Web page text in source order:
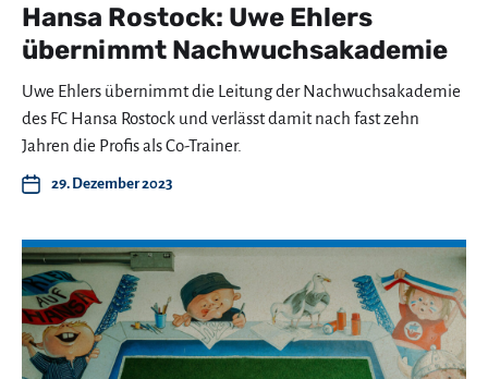
Hansa Rostock: Uwe Ehlers
übernimmt Nachwuchsakademie
Uwe Ehlers übernimmt die Leitung der Nachwuchsakademie
des FC Hansa Rostock und verlässt damit nach fast zehn
Jahren die Profis als Co-Trainer.
29. Dezember 2023